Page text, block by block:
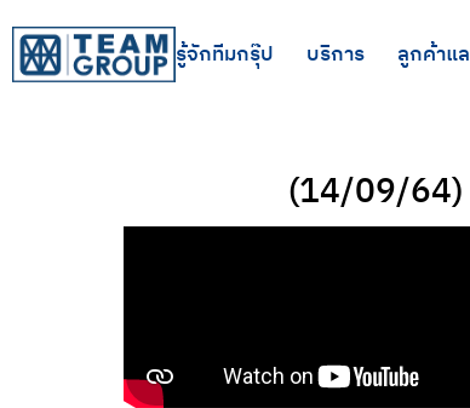
รู้จักทีมกรุ๊ป บริการ ลูกค้าแ
(14/09/64)